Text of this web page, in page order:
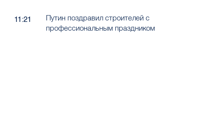
11:21
Путин поздравил строителей с
профессиональным праздником